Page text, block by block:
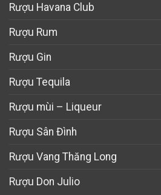
Rượu Havana Club
Rượu Rum
Rượu Gin
Rượu Tequila
Rượu mùi – Liqueur
Rượu Sân Đình
Rượu Vang Thăng Long
Rượu Don Julio